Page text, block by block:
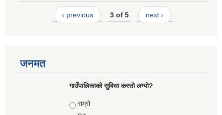
‹ previous 3 of 5 next ›
जनमत
गाउँपालिकाको सुबिधा कस्तो लग्यो?
Choices
राम्रो